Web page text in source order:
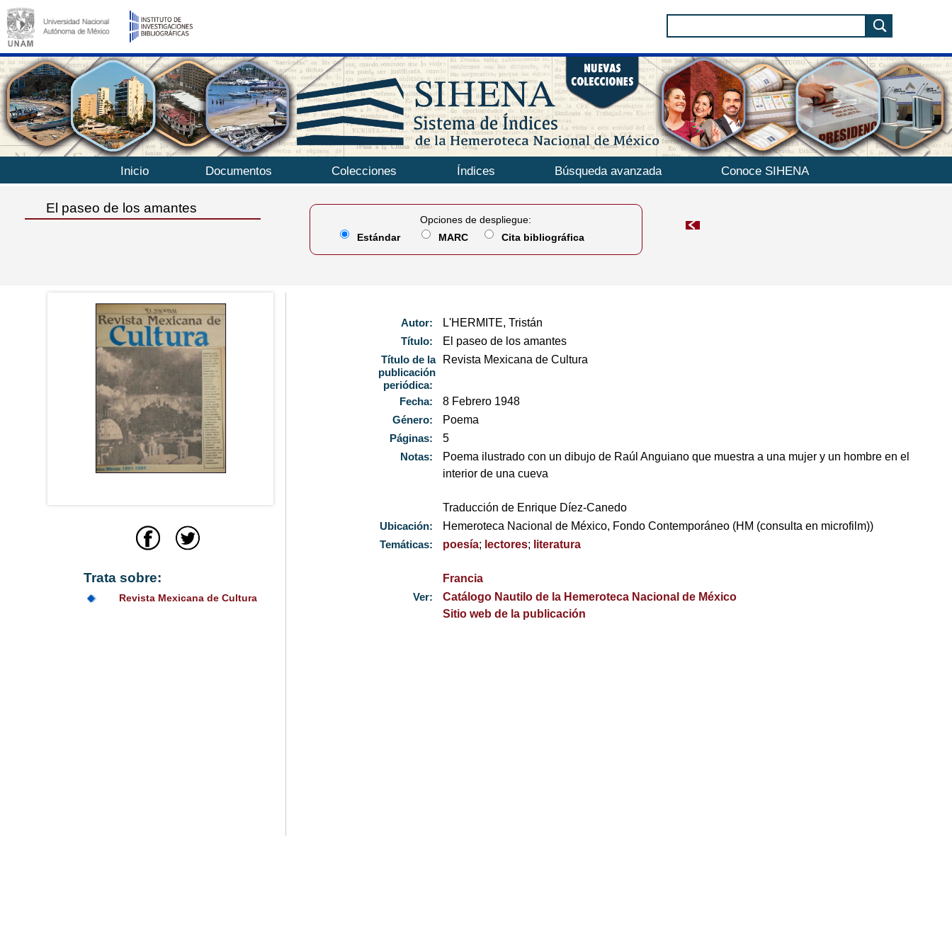
Inicio Documentos Colecciones Índices Búsqueda avanzada Conoce SIHENA
El paseo de los amantes
Opciones de despliegue:
Estándar
MARC Cita bibliográfica
Trata sobre:
Revista Mexicana de Cultura
Autor:
L'HERMITE, Tristán
Título:
El paseo de los amantes
Título de la
publicación
periódica:
Revista Mexicana de Cultura
Fecha:
8 Febrero 1948
Género:
Poema
Páginas:
5
Notas:
Poema ilustrado con un dibujo de Raúl Anguiano que muestra a una mujer y un hombre en el
interior de una cueva
Traducción de Enrique Díez-Canedo
Ubicación:
Hemeroteca Nacional de México, Fondo Contemporáneo (HM (consulta en microfilm))
Temáticas:
poesía; lectores; literatura
Francia
Ver:
Catálogo Nautilo de la Hemeroteca Nacional de México
Sitio web de la publicación